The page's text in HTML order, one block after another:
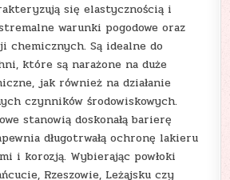
się elastycznością i
warunki pogodowe oraz
chemicznych. Są idealne do
które są narażone na duże
jak również na działanie
czynników środowiskowych.
stanowią doskonałą barierę
długotrwałą ochronę lakieru
i korozją. Wybierając powłoki
Rzeszowie, Leżajsku czy